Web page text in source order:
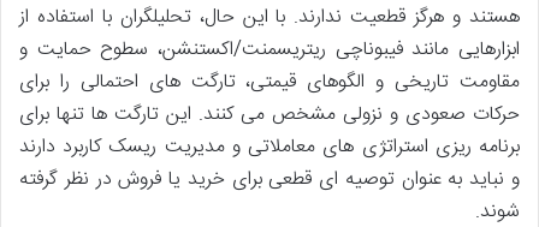
هستند و هرگز قطعیت ندارند. با این حال، تحلیلگران با استفاده از
ابزارهایی مانند فیبوناچی ریتریسمنت/اکستنشن، سطوح حمایت و
مقاومت تاریخی و الگوهای قیمتی، تارگت های احتمالی را برای
حرکات صعودی و نزولی مشخص می کنند. این تارگت ها تنها برای
برنامه ریزی استراتژی های معاملاتی و مدیریت ریسک کاربرد دارند
و نباید به عنوان توصیه ای قطعی برای خرید یا فروش در نظر گرفته
شوند.